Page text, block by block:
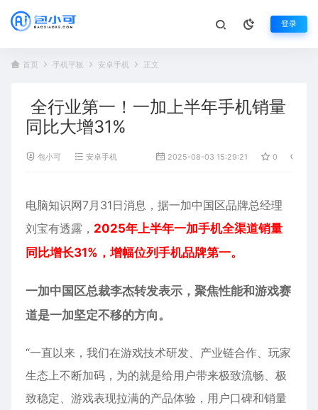
登录
首页 手机平板 安卓手机 正文
全行业第一！一加上半年手机销量
同比大增31%
包小可 安卓手机 2025-08-03 15:29:21 0
电脑知识网7月31日消息，据一加中国区品牌总经理
刘宝有透露， 2025年上半年一加手机全渠道销量
同比增长31%，增幅位列手机品牌第一。
一加中国区总裁李杰转发表示，聚焦性能和游戏赛
道是一加坚定不移的方向。
“一直以来，我们在游戏技术研发、产业链合作、玩家
生态上不断加码，为的就是给用户带来极致流畅、极
致稳定、游戏表现拉满的产品体验，用户口碑和销量